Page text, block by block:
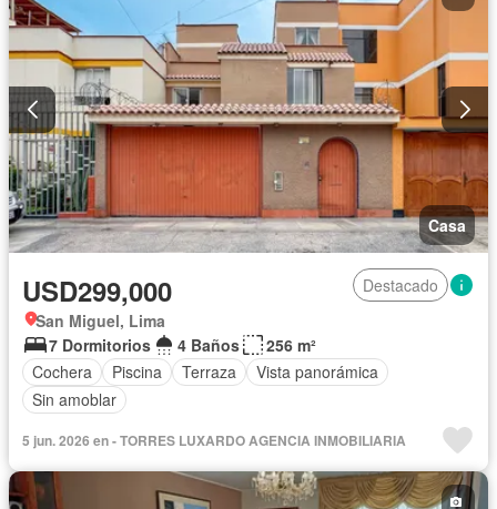
Casa
USD299,000
Destacado
San Miguel, Lima
7 Dormitorios
4 Baños
256 m²
Cochera
Piscina Terraza
Vista panorámica
Sin amoblar
5 jun. 2026 en - TORRES LUXARDO AGENCIA INMOBILIARIA